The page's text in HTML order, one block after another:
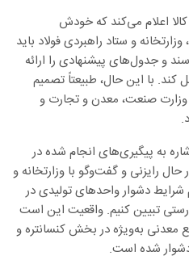
اعلام می‌کند که خودش
و ستاد راهبردی فولاد باید
و جدول‌های پیشنهادی را ارائه
با این حال، طبیعتاً تصمیم
صنعت، معدن و تجارت و
به پیگیری‌های انجام شده در
رایزنی و گفت‌وگو با وزارتخانه و
دشوار واحدهای تولیدی در
تبیین کنیم. واقعیت این است
به‌ویژه در بخش کنسانتره و
شده است.